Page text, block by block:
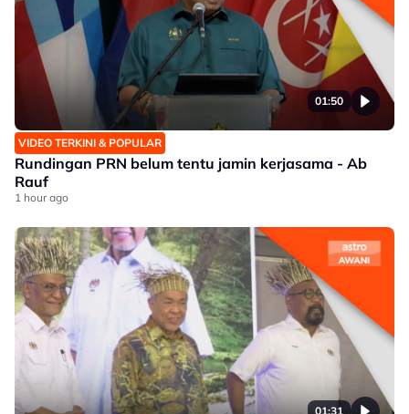
01:50
VIDEO TERKINI & POPULAR
Rundingan PRN belum tentu jamin kerjasama - Ab
Rauf
1 hour ago
01:31